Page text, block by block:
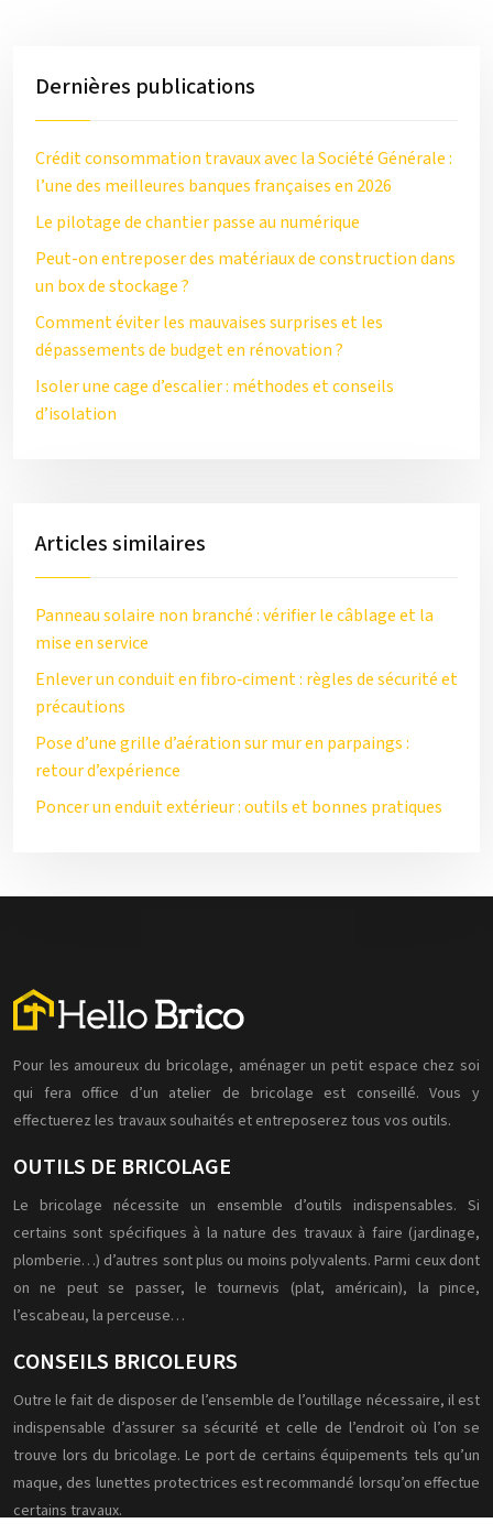
Dernières publications
Crédit consommation travaux avec la Société Générale :
l’une des meilleures banques françaises en 2026
Le pilotage de chantier passe au numérique
Peut-on entreposer des matériaux de construction dans
un box de stockage ?
Comment éviter les mauvaises surprises et les
dépassements de budget en rénovation ?
Isoler une cage d’escalier : méthodes et conseils
d’isolation
Articles similaires
Panneau solaire non branché : vérifier le câblage et la
mise en service
Enlever un conduit en fibro‑ciment : règles de sécurité et
précautions
Pose d’une grille d’aération sur mur en parpaings :
retour d’expérience
Poncer un enduit extérieur : outils et bonnes pratiques
Pour les amoureux du bricolage, aménager un petit espace chez soi
qui fera office d’un atelier de bricolage est conseillé. Vous y
effectuerez les travaux souhaités et entreposerez tous vos outils.
OUTILS DE BRICOLAGE
Le bricolage nécessite un ensemble d’outils indispensables. Si
certains sont spécifiques à la nature des travaux à faire (jardinage,
plomberie…) d’autres sont plus ou moins polyvalents. Parmi ceux dont
on ne peut se passer, le tournevis (plat, américain), la pince,
l’escabeau, la perceuse…
CONSEILS BRICOLEURS
Outre le fait de disposer de l’ensemble de l’outillage nécessaire, il est
indispensable d’assurer sa sécurité et celle de l’endroit où l’on se
trouve lors du bricolage. Le port de certains équipements tels qu’un
maque, des lunettes protectrices est recommandé lorsqu’on effectue
certains travaux.